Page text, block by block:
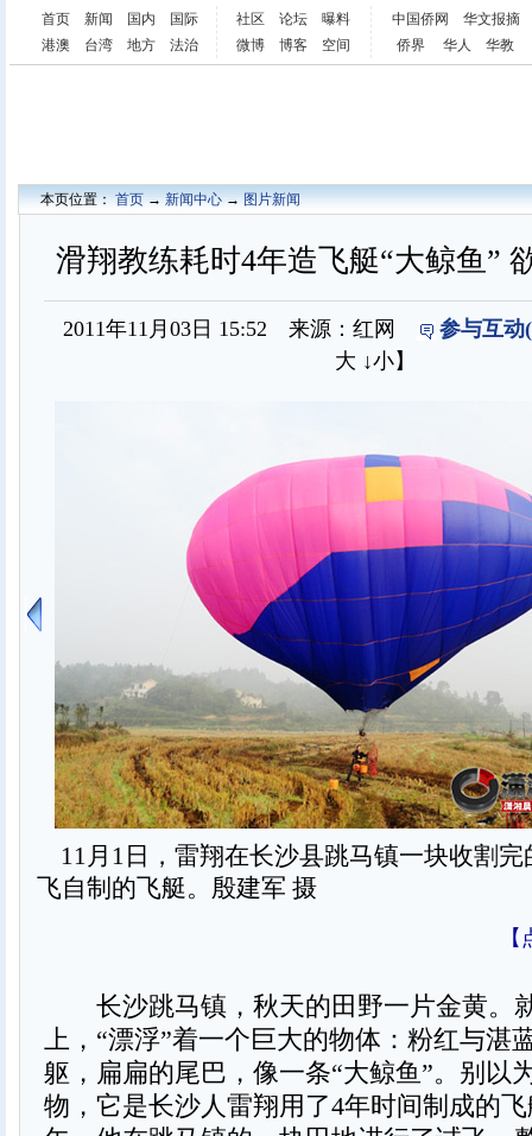
首页 新闻 国内
国际
港澳
台湾 地方 法治
社区 论坛
曝料
微博
博客 空间
中国侨网
华文报摘
侨界
华人 华教
本页位置：首页→新闻中心→图片新闻
滑翔教练耗时4年造飞艇“大鲸鱼”
2011年11月03日 15:52 来源：红网 参与互动(
大 ↓小】
11月1日，雷翔在长沙县跳马镇一块收割完
飞自制的飞艇。殷建军 摄
长沙跳马镇，秋天的田野一片金黄。
上，“漂浮”着一个巨大的物体：粉红与湛
躯，扁扁的尾巴，像一条“大鲸鱼”。别以
物，它是长沙人雷翔用了4年时间制成的